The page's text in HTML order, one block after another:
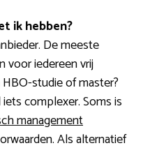
ik hebben?
De meeste
voor iedereen vrij
studie of master?
complexer. Soms is
management
Als alternatief